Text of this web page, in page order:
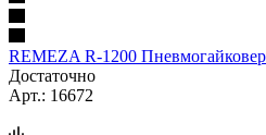
REMEZA R-1200
Достаточно
Арт.: 16672